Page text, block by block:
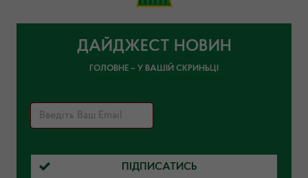
ДАЙДЖЕСТ НОВИН
ГОЛОВНЕ – У ВАШІЙ СКРИНЬЦІ
ПІДПИСАТИСЬ